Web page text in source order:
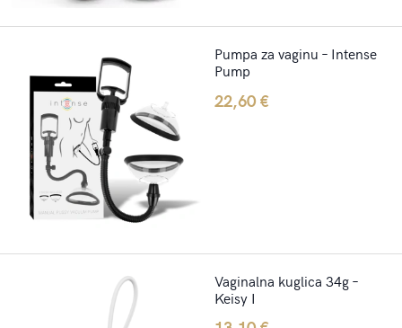
Pumpa za vaginu – Intense
Pump
22,60€
Vaginalna kuglica 34g –
Keisy I